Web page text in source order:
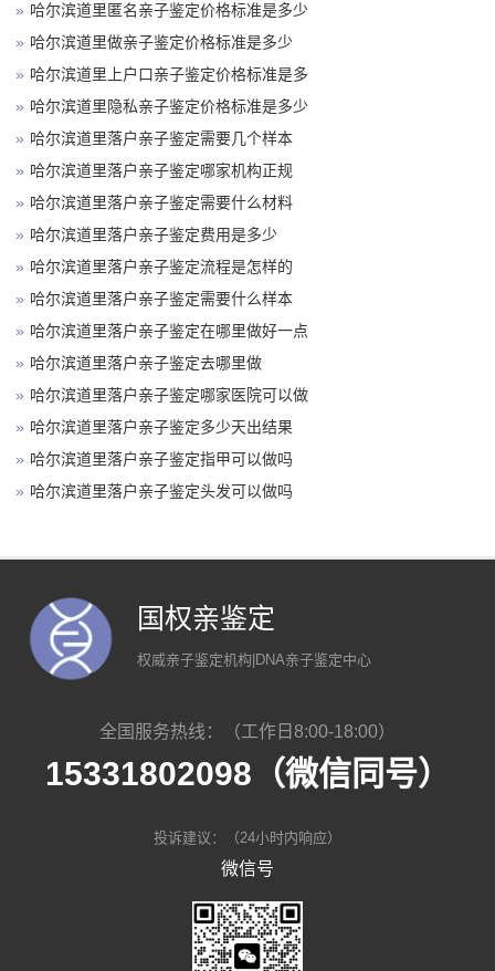
» 哈尔滨道里匿名亲子鉴定价格标准是多少
» 哈尔滨道里做亲子鉴定价格标准是多少
» 哈尔滨道里上户口亲子鉴定价格标准是多
» 哈尔滨道里隐私亲子鉴定价格标准是多少
» 哈尔滨道里落户亲子鉴定需要几个样本
» 哈尔滨道里落户亲子鉴定哪家机构正规
» 哈尔滨道里落户亲子鉴定需要什么材料
» 哈尔滨道里落户亲子鉴定费用是多少
» 哈尔滨道里落户亲子鉴定流程是怎样的
» 哈尔滨道里落户亲子鉴定需要什么样本
» 哈尔滨道里落户亲子鉴定在哪里做好一点
» 哈尔滨道里落户亲子鉴定去哪里做
» 哈尔滨道里落户亲子鉴定哪家医院可以做
» 哈尔滨道里落户亲子鉴定多少天出结果
» 哈尔滨道里落户亲子鉴定指甲可以做吗
» 哈尔滨道里落户亲子鉴定头发可以做吗
国权亲鉴定
权威亲子鉴定机构|DNA亲子鉴定中心
全国服务热线：（工作日8:00-18:00）
15331802098（微信同号）
投诉建议：（24小时内响应）
微信号